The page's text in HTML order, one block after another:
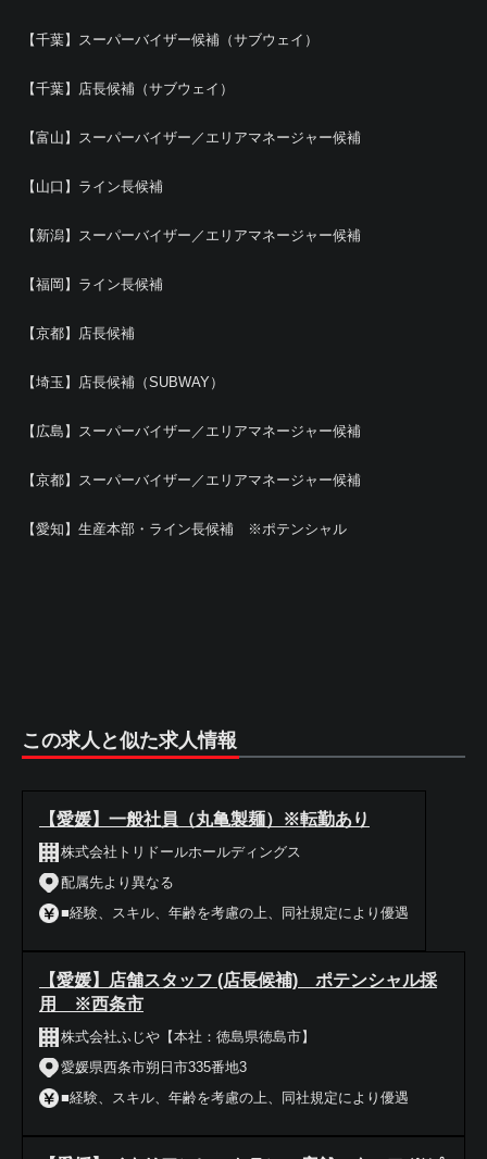
【千葉】スーパーバイザー候補（サブウェイ）
【千葉】店長候補（サブウェイ）
【富山】スーパーバイザー／エリアマネージャー候補
【山口】ライン長候補
【新潟】スーパーバイザー／エリアマネージャー候補
【福岡】ライン長候補
【京都】店長候補
【埼玉】店長候補（SUBWAY）
【広島】スーパーバイザー／エリアマネージャー候補
【京都】スーパーバイザー／エリアマネージャー候補
【愛知】生産本部・ライン長候補 ※ポテンシャル
この求人と似た求人情報
【愛媛】一般社員（丸亀製麺）※転勤あり
株式会社トリドールホールディングス
配属先より異なる
■経験、スキル、年齢を考慮の上、同社規定により優遇
【愛媛】店舗スタッフ (店長候補) ポテンシャル採
用 ※西条市
株式会社ふじや【本社：徳島県徳島市】
愛媛県西条市朔日市335番地3
■経験、スキル、年齢を考慮の上、同社規定により優遇